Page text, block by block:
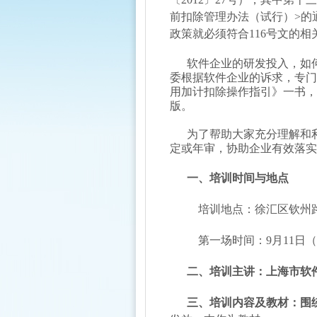
前扣除管理办法（试行）>的
政策就必须符合116号文的相
软件企业的研发投入，如
委根据软件企业的诉求，专
用加计扣除操作指引》一书
版。
为了帮助大家充分理解和
定或年审，协助企业有效落
一、 培训时间与地点
培训地点：徐汇区钦州
第一场时间：9月11日（
二、 培训主讲：上海市软
三、 培训内容及教材：围